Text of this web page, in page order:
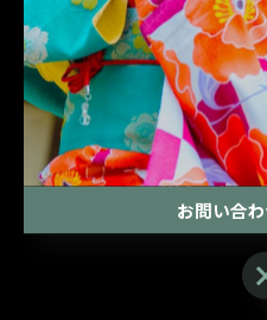
って事なのでえびマ
がとうご
お問い合
お問い合